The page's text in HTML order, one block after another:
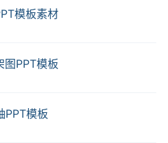
模板素材
图PPT模板
PPT模板